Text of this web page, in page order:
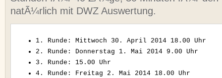
natÃ¼rlich mit DWZ Auswertung.
1. Runde: Mittwoch 30. April 2014 18.00 Uhr
2. Runde: Donnerstag 1. Mai 2014 9.00 Uhr
3. Runde: 15.00 Uhr
4. Runde: Freitag 2. Mai 2014 18.00 Uhr